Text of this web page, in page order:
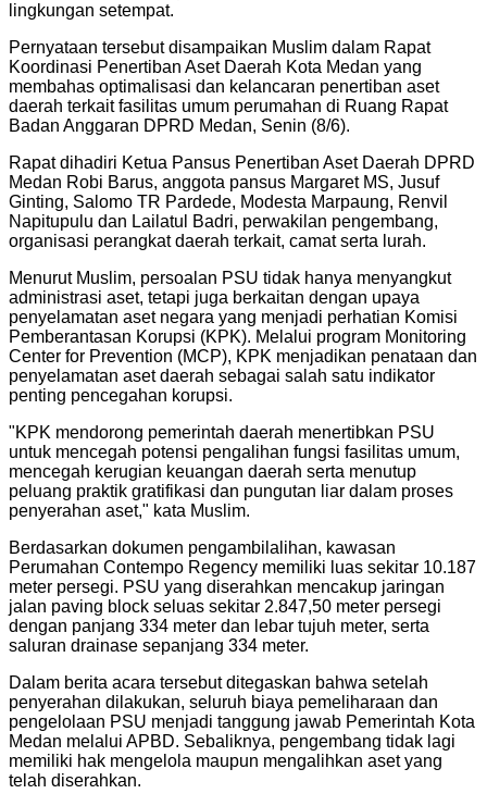
lingkungan setempat.
Pernyataan tersebut disampaikan Muslim dalam Rapat
Koordinasi Penertiban Aset Daerah Kota Medan yang
membahas optimalisasi dan kelancaran penertiban aset
daerah terkait fasilitas umum perumahan di Ruang Rapat
Badan Anggaran DPRD Medan, Senin (8/6).
Rapat dihadiri Ketua Pansus Penertiban Aset Daerah DPRD
Medan Robi Barus, anggota pansus Margaret MS, Jusuf
Ginting, Salomo TR Pardede, Modesta Marpaung, Renvil
Napitupulu dan Lailatul Badri, perwakilan pengembang,
organisasi perangkat daerah terkait, camat serta lurah.
Menurut Muslim, persoalan PSU tidak hanya menyangkut
administrasi aset, tetapi juga berkaitan dengan upaya
penyelamatan aset negara yang menjadi perhatian Komisi
Pemberantasan Korupsi (KPK). Melalui program Monitoring
Center for Prevention (MCP), KPK menjadikan penataan dan
penyelamatan aset daerah sebagai salah satu indikator
penting pencegahan korupsi.
"KPK mendorong pemerintah daerah menertibkan PSU
untuk mencegah potensi pengalihan fungsi fasilitas umum,
mencegah kerugian keuangan daerah serta menutup
peluang praktik gratifikasi dan pungutan liar dalam proses
penyerahan aset," kata Muslim.
Berdasarkan dokumen pengambilalihan, kawasan
Perumahan Contempo Regency memiliki luas sekitar 10.187
meter persegi. PSU yang diserahkan mencakup jaringan
jalan paving block seluas sekitar 2.847,50 meter persegi
dengan panjang 334 meter dan lebar tujuh meter, serta
saluran drainase sepanjang 334 meter.
Dalam berita acara tersebut ditegaskan bahwa setelah
penyerahan dilakukan, seluruh biaya pemeliharaan dan
pengelolaan PSU menjadi tanggung jawab Pemerintah Kota
Medan melalui APBD. Sebaliknya, pengembang tidak lagi
memiliki hak mengelola maupun mengalihkan aset yang
telah diserahkan.